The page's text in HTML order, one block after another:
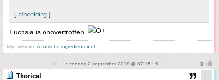
[ afbeelding ]
Fuchsia is onovertroffen.
Mijn website: Aziatische-ingrediënten.nl
• zondag 2 september 2018 @ 07:15 • 6
Thorical